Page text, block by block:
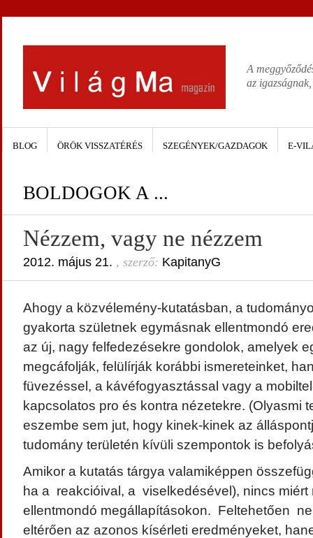
A
az
BLOG ÖRÖK VISSZATÉRÉS SZEGÉNYEK/GAZDAGOK E-
BOLDOGOK A ...
Nézzem, vagy ne nézzem
2012. május 21. , szerző: KapitanyG
Ahogy a közvélemény-kutatásban, a
gyakorta születnek egymásnak ellentmondó
az új, nagy felfedezésekre gondolok, amelyek
megcáfolják, felülírják korábbi ismereteinket,
füvezéssel, a kávéfogyasztással vagy a
kapcsolatos pro és kontra nézetekre. (Olyasmi
eszembe sem jut, hogy kinek-kinek az
tudomány területén kívüli szempontok is
Amikor a kutatás tárgya valamiképpen
ha a reakcióival, a viselkedésével), nincs miért
ellentmondó megállapításokon. Feltehetően
eltérően az azonos kísérleti eredményeket,